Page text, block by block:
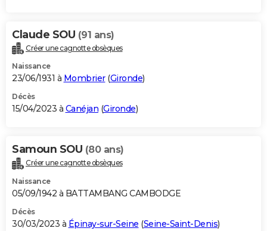
Claude SOU (91 ans)
Créer une cagnotte obsèques
Naissance
23/06/1931 à Mombrier(Gironde)
Décès
15/04/2023 à Canéjan (Gironde)
Samoun SOU (80 ans)
Créer une cagnotte obsèques
Naissance
05/09/1942 à BATTAMBANG CAMBODGE
Décès
30/03/2023 à Épinay-sur-Seine (Seine-Saint-Denis)